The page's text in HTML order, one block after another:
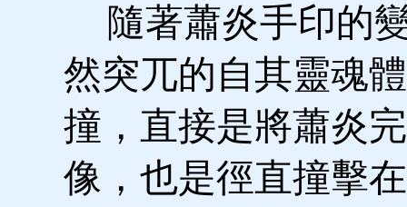
隨著蕭炎手印的
然突兀的自其靈魂
撞，直接是將蕭炎
像，也是徑直撞擊